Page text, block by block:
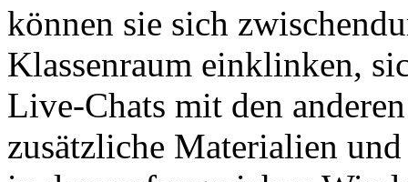
können sie sich
Klassenraum einklinken,
Live-Chats mit den
zusätzliche Materialien